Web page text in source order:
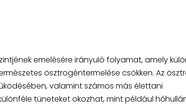
emelésére irányuló folyamat, amely
ösztrogéntermelése csökken. Az
valamint számos más élettani
tüneteket okozhat, mint például